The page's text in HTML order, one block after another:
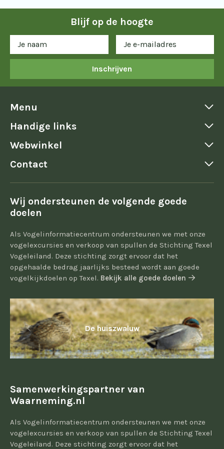
Blijf op de hoogte
Inschrijven
Menu
Handige links
Webwinkel
Contact
Wij ondersteunen de volgende goede
doelen
Als Vogelinformatiecentrum ondersteunen we met onze
vogelexcursies en verkoop van spullen de Stichting Texel
Vogeleiland. Deze stichting zorgt ervoor dat het
opgehaalde bedrag jaarlijks besteed wordt aan goede
vogelkijkdoelen op Texel. Bekijk alle goede doelen
De huiszwaluw
Samenwerkingspartner van
Waarneming.nl
Als Vogelinformatiecentrum ondersteunen we met onze
vogelexcursies en verkoop van spullen de Stichting Texel
Vogeleiland. Deze stichting zorgt ervoor dat het